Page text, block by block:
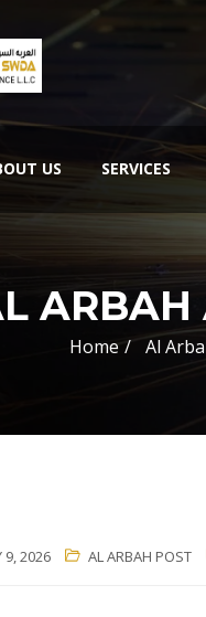
US SERVICES
Home Al
9, 2026 AL ARBAH POST